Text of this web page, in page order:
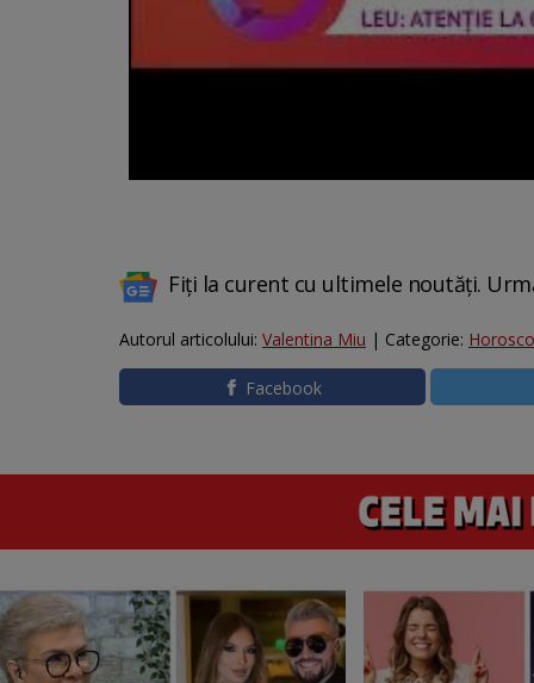
Fiți la curent cu ultimele noutăți.
Autorul articolului: Valentina Miu | Categorie:
Facebook